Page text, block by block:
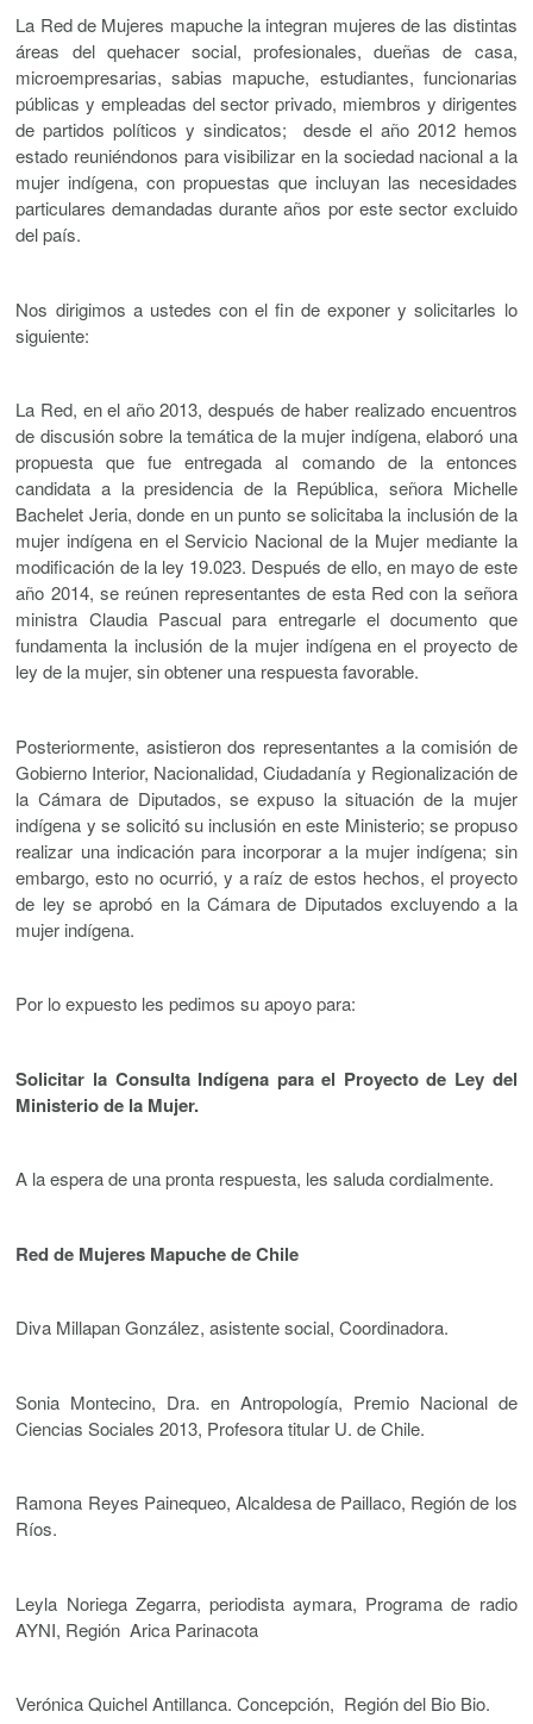
La Red de Mujeres mapuche la integran mujeres de las distintas
áreas del quehacer social, profesionales, dueñas de casa,
microempresarias, sabias mapuche, estudiantes, funcionarias
públicas y empleadas del sector privado, miembros y dirigentes
de partidos políticos y sindicatos; desde el año 2012 hemos
estado reuniéndonos para visibilizar en la sociedad nacional a la
mujer indígena, con propuestas que incluyan las necesidades
particulares demandadas durante años por este sector excluido
del país.
Nos dirigimos a ustedes con el fin de exponer y solicitarles lo
siguiente:
La Red, en el año 2013, después de haber realizado encuentros
de discusión sobre la temática de la mujer indígena, elaboró una
propuesta que fue entregada al comando de la entonces
candidata a la presidencia de la República, señora Michelle
Bachelet Jeria, donde en un punto se solicitaba la inclusión de la
mujer indígena en el Servicio Nacional de la Mujer mediante la
modificación de la ley 19.023. Después de ello, en mayo de este
año 2014, se reúnen representantes de esta Red con la señora
ministra Claudia Pascual para entregarle el documento que
fundamenta la inclusión de la mujer indígena en el proyecto de
ley de la mujer, sin obtener una respuesta favorable.
Posteriormente, asistieron dos representantes a la comisión de
Gobierno Interior, Nacionalidad, Ciudadanía y Regionalización de
la Cámara de Diputados, se expuso la situación de la mujer
indígena y se solicitó su inclusión en este Ministerio; se propuso
realizar una indicación para incorporar a la mujer indígena; sin
embargo, esto no ocurrió, y a raíz de estos hechos, el proyecto
de ley se aprobó en la Cámara de Diputados excluyendo a la
mujer indígena.
Por lo expuesto les pedimos su apoyo para:
Solicitar la Consulta Indígena para el Proyecto de Ley del
Ministerio de la Mujer.
A la espera de una pronta respuesta, les saluda cordialmente.
Red de Mujeres Mapuche de Chile
Diva Millapan González, asistente social, Coordinadora.
Sonia Montecino, Dra. en Antropología, Premio Nacional de
Ciencias Sociales 2013, Profesora titular U. de Chile.
Ramona Reyes Painequeo, Alcaldesa de Paillaco, Región de los
Ríos.
Leyla Noriega Zegarra, periodista aymara, Programa de radio
AYNI, Región Arica Parinacota
Verónica Quichel Antillanca. Concepción, Región del Bio Bio.